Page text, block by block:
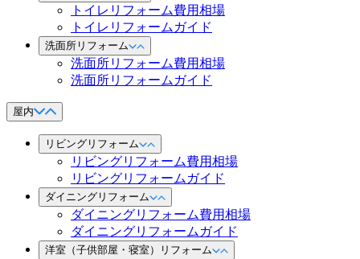
トイレリフォーム費用相場
トイレリフォームガイド
洗面所リフォーム
洗面所リフォーム費用相場
洗面所リフォームガイド
屋内
リビングリフォーム
リビングリフォーム費用相場
リビングリフォームガイド
ダイニングリフォーム
ダイニングリフォーム費用相場
ダイニングリフォームガイド
洋室（子供部屋・寝室）リフォーム